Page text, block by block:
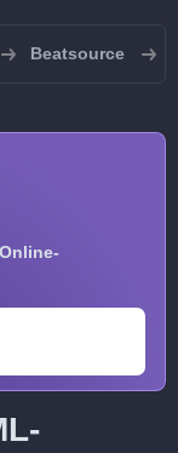
Beatsource